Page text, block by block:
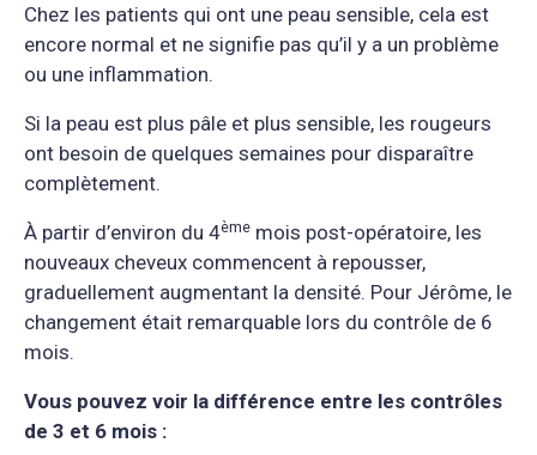
Chez les patients qui ont une peau sensible, cela est
encore normal et ne signifie pas qu’il y a un problème
ou une inflammation.
Si la peau est plus pâle et plus sensible, les rougeurs
ont besoin de quelques semaines pour disparaître
complètement.
À partir d’environ du 4ème mois post-opératoire, les
nouveaux cheveux commencent à repousser,
graduellement augmentant la densité. Pour Jérôme, le
changement était remarquable lors du contrôle de 6
mois.
Vous pouvez voir la différence entre les contrôles
de 3 et 6 mois :